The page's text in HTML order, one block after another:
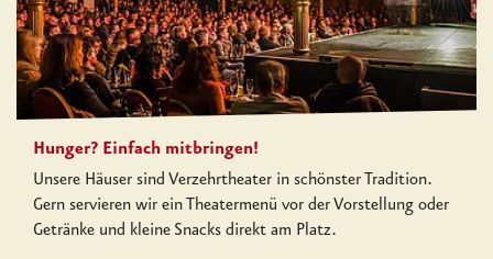
Hunger? Einfach mitbringen!
Unsere Häuser sind Verzehrtheater in schönster Tradition.
Gern servieren wir ein Theatermenü vor der Vorstellung oder
Getränke und kleine Snacks direkt am Platz.